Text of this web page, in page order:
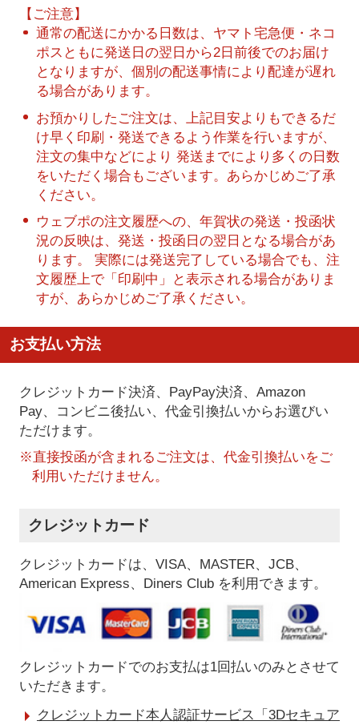
【ご注意】
通常の配送にかかる日数は、ヤマト宅急便・ネコ
ポスともに発送日の翌日から2日前後でのお届け
となりますが、個別の配送事情により配達が遅れ
る場合があります。
お預かりしたご注文は、上記目安よりもできるだ
け早く印刷・発送できるよう作業を行いますが、
注文の集中などにより 発送までにより多くの日数
をいただく場合もございます。あらかじめご了承
ください。
ウェブポの注文履歴への、年賀状の発送・投函状
況の反映は、発送・投函日の翌日となる場合があ
ります。 実際には発送完了している場合でも、注
文履歴上で「印刷中」と表示される場合がありま
すが、あらかじめご了承ください。
お支払い方法
クレジットカード決済、PayPay決済、Amazon
Pay、コンビニ後払い、代金引換払いからお選びい
ただけます。
※直接投函が含まれるご注文は、代金引換払いをご
利用いただけません。
クレジットカード
クレジットカードは、VISA、MASTER、JCB、
American Express、Diners Club を利用できます。
クレジットカードでのお支払は1回払いのみとさせて
いただきます。
クレジットカード本人認証サービス「3Dセキュア